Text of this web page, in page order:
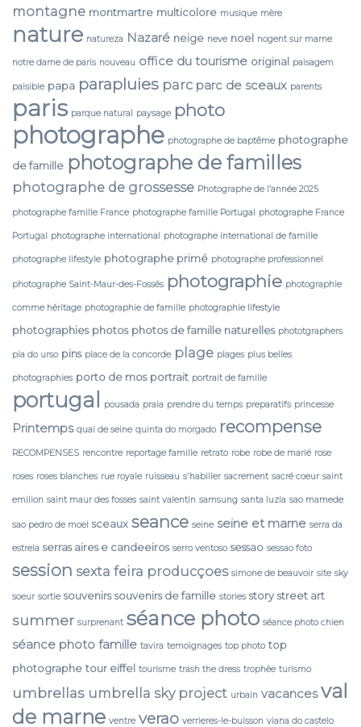
montagne montmartre multicolore musique mère
nature natureza Nazaré neige neve noel nogent sur marne
notre dame de paris nouveau office du tourisme original paisagem
paisible papa parapluies parc parc de sceaux parents
paris parque natural paysage photo
photographe photographe de baptême photographe
de famille photographe de familles
photographe de grossesse Photographe de l’année 2025
photographe famille France photographe famille Portugal photographe France
Portugal photographe international photographe international de famille
photographe lifestyle photographe primé photographe professionnel
photographe Saint-Maur-des-Fossés photographie photographie
comme héritage photographie de famille photographie lifestyle
photographies photos photos de famille naturelles phototgraphers
pia do urso pins place de la concorde plage plages plus belles
photographies porto de mos portrait portrait de famille
portugal pousada praia prendre du temps preparatifs princesse
Printemps quai de seine quinta do morgado recompense
RECOMPENSES rencontre reportage famille retrato robe robe de marié rose
roses roses blanches rue royale ruisseau s'habiller sacrement sacré coeur saint
emilion saint maur des fosses saint valentin samsung santa luzia sao mamede
sao pedro de moel sceaux seance seine seine et marne serra da
estrela serras aires e candeeiros serro ventoso sessao sessao foto
session sexta feira producçoes simone de beauvoir site sky
soeur sortie souvenirs souvenirs de famille stories story street art
summer surprenant séance photo séance photo chien
séance photo famille tavira temoignages top photo top
photographe tour eiffel tourisme trash the dress trophée turismo
umbrellas umbrella sky project urbain vacances val
de marne ventre verao verrieres-le-buisson viana do castelo